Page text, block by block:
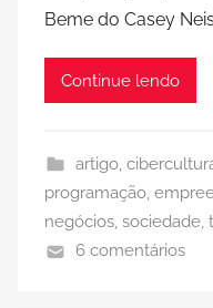
Beme do Casey
Continue lendo
artigo,
programação,
negócios, sociedade,
6 comentários